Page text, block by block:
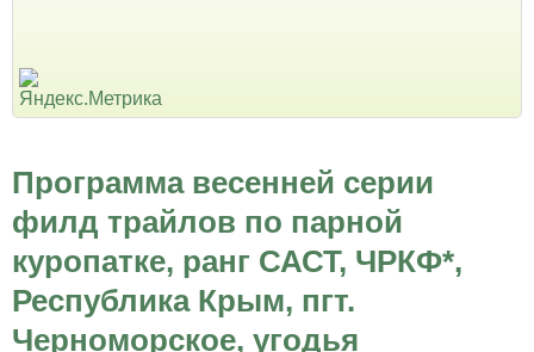
Программа весенней серии
филд трайлов по парной
куропатке, ранг САСТ, ЧРКФ*,
Республика Крым, пгт.
Черноморское, угодья